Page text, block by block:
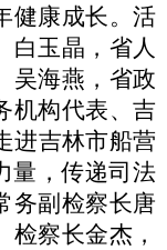
健康成长。活
白玉晶，省人
吴海燕，省政
机构代表、吉
进吉林市船营
量，传递司法
务副检察长唐
察长金杰，